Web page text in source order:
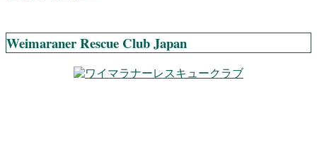
Weimaraner Rescue Club Japan